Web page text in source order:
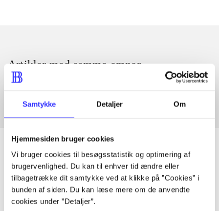
Samtykke Detaljer Om
Hjemmesiden bruger cookies
Vi bruger cookies til besøgsstatistik og optimering af
brugervenlighed. Du kan til enhver tid ændre eller
tilbagetrække dit samtykke ved at klikke på ”Cookies” i
bunden af siden. Du kan læse mere om de anvendte
cookies under ”Detaljer”.
Artikler med samme emner
Fra
Artikler
Alle registrerede artikler fordelt på udgivelser